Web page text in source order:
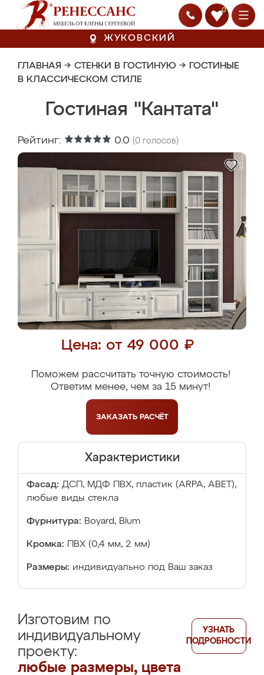
0
ЖУКОВСКИЙ
ГЛАВНАЯ → СТЕНКИ В ГОСТИНУЮ → ГОСТИНЫЕ
В КЛАССИЧЕСКОМ СТИЛЕ
Гостиная "Кантата"
Рейтинг: 0.0 (0 голосов)
Цена: от 49 000 ₽
Поможем рассчитать точную стоимость!
Ответим менее, чем за 15 минут!
ЗАКАЗАТЬ РАСЧЁТ
Характеристики
Фасад: ДСП, МДФ ПВХ, пластик (ARPA, ABET),
любые виды стекла
Фурнитура: Boyard, Blum
Кромка: ПВХ (0,4 мм, 2 мм)
Размеры: индивидуально под Ваш заказ
Изготовим по
индивидуальному
проекту:
любые размеры, цвета
УЗНАТЬ
ПОДРОБНОСТИ